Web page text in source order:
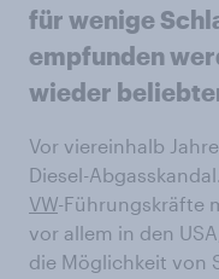
für wenige
empfunden
wieder
Vor viereinhalb
Diesel-
VW-Führungskräfte
vor allem in den
die Möglichkeit von